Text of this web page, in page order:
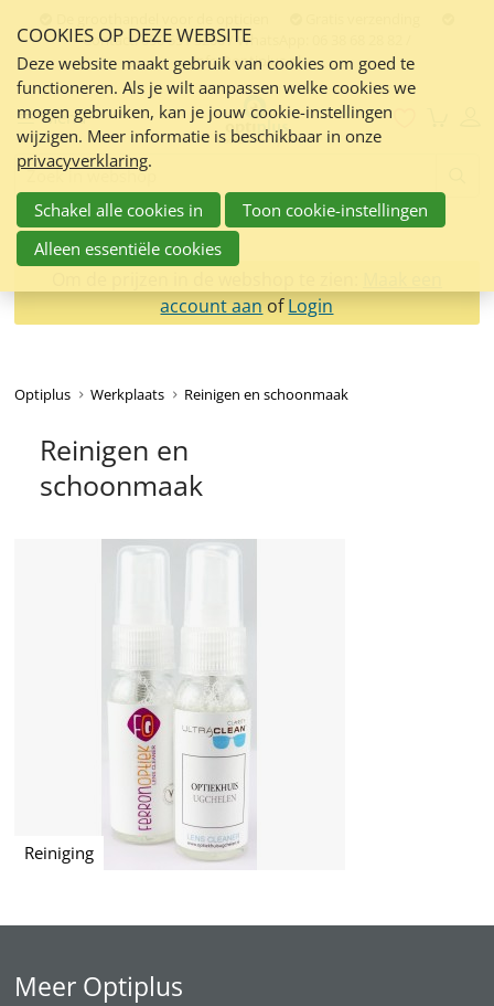
links
over
Spring
naar
de
inhoud
Spring
naar
navigatie
Contact:050 551 5200 / WhatsApp: 06 38 68 28 82 /
info@optiplus.nl
Menu
Zoeken:
account aan ofLogin
Optiplus Werkplaats Reinigen en schoonmaak
Reinigen en
schoonmaak
Reiniging
Meer Optiplus
COOKIES OP DEZE WEBSITE
Deze website maakt gebruik van cookies om goed te
functioneren. Als je wilt aanpassen welke cookies we
mogen gebruiken, kan je jouw cookie-instellingen
wijzigen. Meer informatie is beschikbaar in onze
privacyverklaring.
Schakel alle cookies in
Toon cookie-instellingen
Alleen essentiële cookies